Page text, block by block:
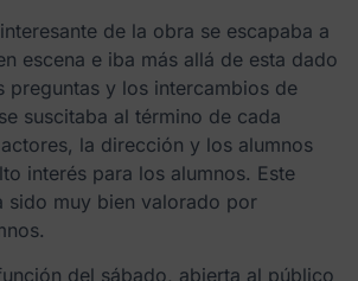
de la obra se escapaba a
escena e iba más allá de esta dado
preguntas y los intercambios de
suscitaba al término de cada
la dirección y los alumnos
interés para los alumnos. Este
sido muy bien valorado por
del sábado, abierta al público